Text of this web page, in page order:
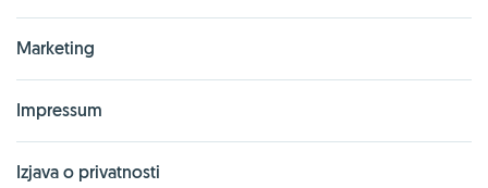
Marketing
Impressum
Izjava o privatnosti